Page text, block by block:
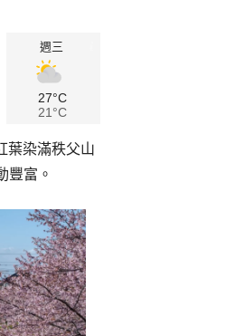
週三
27°C
21°C
葉染滿秩父山
豐富。